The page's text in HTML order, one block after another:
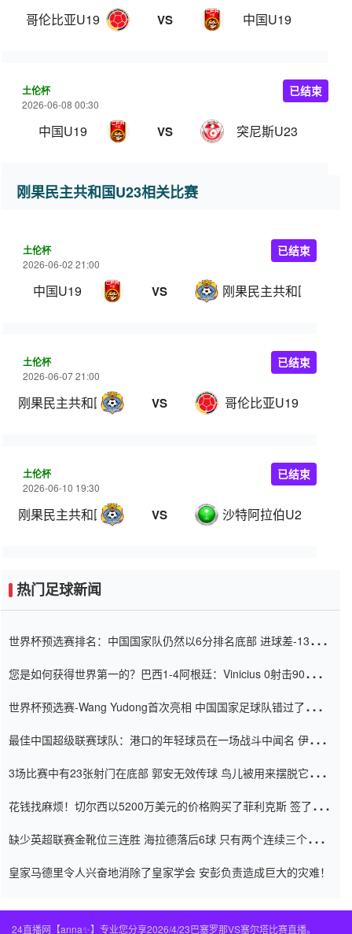
哥伦比亚U19 VS 中国U19
土伦杯
2026-06-08 00:30
中国U19 VS 突尼斯U23
已结束
刚果民主共和国U23相关比赛
土伦杯
2026-06-02 21:00
中国U19 VS 刚果民主共和国U23
已结束
土伦杯
2026-06-07 21:00
刚果民主共和国U23 VS 哥伦比亚U19
已结束
土伦杯
2026-06-10 19:30
刚果民主共和国U23 VS 沙特阿拉伯U21
已结束
热门足球新闻
世界杯预选赛排名：中国国家队仍然以6分排名底部 进球差-13令人
您是如何获得世界第一的？巴西1-4阿根廷：Vinicius 0射击90分钟
世界杯预选赛-Wang Yudong首次亮相 中国国家足球队错过了世界
最佳中国超级联赛球队：港口的年轻球员在一场战斗中闻名 伊万放
3场比赛中有23张射门在底部 郭安无效传球 鸟儿被用来摆脱它
花钱找麻烦！切尔西以5200万美元的价格购买了菲利克斯 签了7年
缺少英超联赛金靴位三连胜 海拉德落后6球 只有两个连续三个连续
皇家马德里令人兴奋地消除了皇家学会 安彭负责造成巨大的灾难！
24直播网【anna✨】专业您分享2026/4/23巴塞罗那VS塞尔塔比赛直播。